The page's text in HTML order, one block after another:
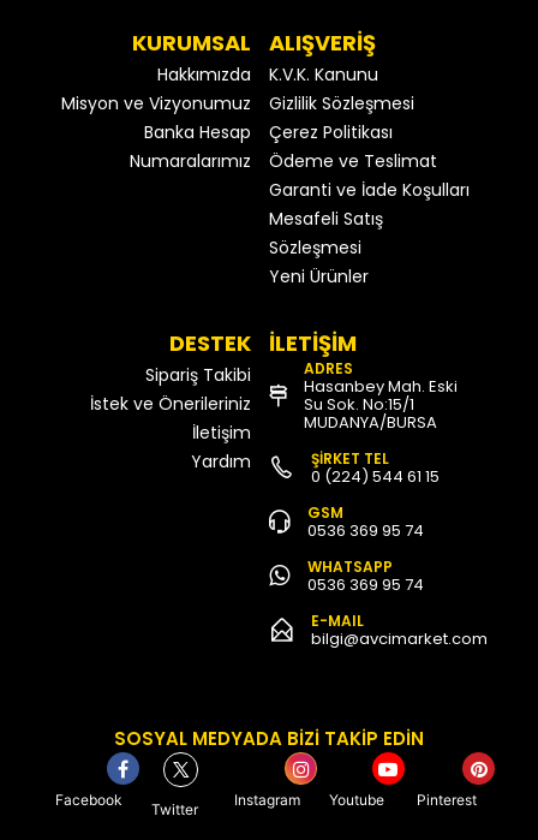
KURUMSAL
Hakkımızda
Misyon ve Vizyonumuz
Banka Hesap
Numaralarımız
ALIŞVERİŞ
K.V.K. Kanunu
Gizlilik Sözleşmesi
Çerez Politikası
Ödeme ve Teslimat
Garanti ve İade Koşulları
Mesafeli Satış
Sözleşmesi
Yeni Ürünler
DESTEK
Sipariş Takibi
İstek ve Önerileriniz
İletişim
Yardım
İLETİŞİM
ADRES
Hasanbey Mah. Eski
Su Sok. No:15/1
MUDANYA/BURSA
ŞİRKET TEL
0 (224) 544 61 15
GSM
0536 369 95 74
WHATSAPP
0536 369 95 74
E-MAIL
bilgi@avcimarket.com
SOSYAL MEDYADA BİZİ TAKİP EDİN
Facebook
Twitter
Instagram Youtube Pinterest